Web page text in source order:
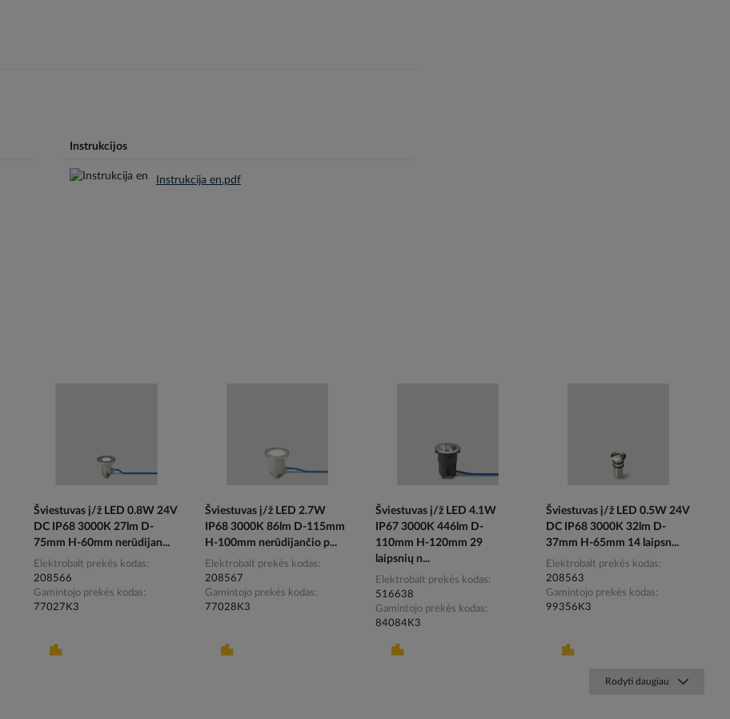
Instrukcijos
Instrukcija en.pdf
Šviestuvas į/ž LED 0.8W 24V
DC IP68 3000K 27lm D-
75mm H-60mm nerūdijan...
Elektrobalt prekės kodas
208566
Gamintojo prekės kodas
77027K3
Šviestuvas į/ž LED 2.7W
IP68 3000K 86lm D-115mm
H-100mm nerūdijančio p...
Elektrobalt prekės kodas
208567
Gamintojo prekės kodas
77028K3
Šviestuvas į/ž LED 4.1W
IP67 3000K 446lm D-
110mm H-120mm 29
laipsnių n...
Elektrobalt prekės kodas
516638
Gamintojo prekės kodas
84084K3
Šviestuvas į/ž LED 0.5W 24V
DC IP68 3000K 32lm D-
37mm H-65mm 14 laipsn...
Elektrobalt prekės kodas
208563
Gamintojo prekės kodas
99356K3
Rodyti daugiau